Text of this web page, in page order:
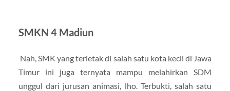
SMKN 4 Madiun
Nah, SMK yang terletak di salah satu kota kecil di Jawa
Timur ini juga ternyata mampu melahirkan SDM
unggul dari jurusan animasi, lho. Terbukti, salah satu